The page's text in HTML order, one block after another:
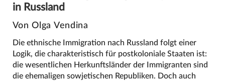
in Russland
Von Olga Vendina
Die ethnische Immigration nach Russland folgt einer
Logik, die charakteristisch für postkoloniale Staaten ist:
die wesentlichen Herkunftsländer der Immigranten sind
die ehemaligen sowjetischen Republiken. Doch auch